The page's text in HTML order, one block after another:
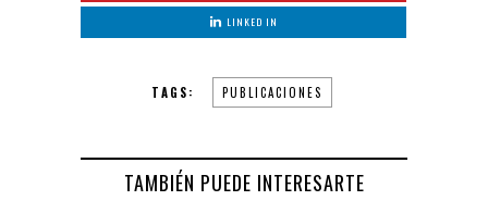
LINKED IN
TAGS: PUBLICACIONES
TAMBIÉN PUEDE INTERESARTE